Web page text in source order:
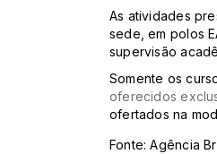
As atividades
sede, em polos
supervisão
Somente os
oferecidos
ofertados na
Fonte: Agência